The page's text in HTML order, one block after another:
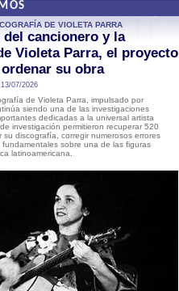
DE VIOLETA PARRA
del cancionero y la
Violeta Parra, el proyecto
su obra
07/2026
de Violeta Parra, impulsado por
siendo una de las investigaciones
dedicadas a la universal artista
investigación permitieron recuperar 520
su discografía, corregir numerosos errores
fundamentales sobre una de las figuras
latinoamericana.